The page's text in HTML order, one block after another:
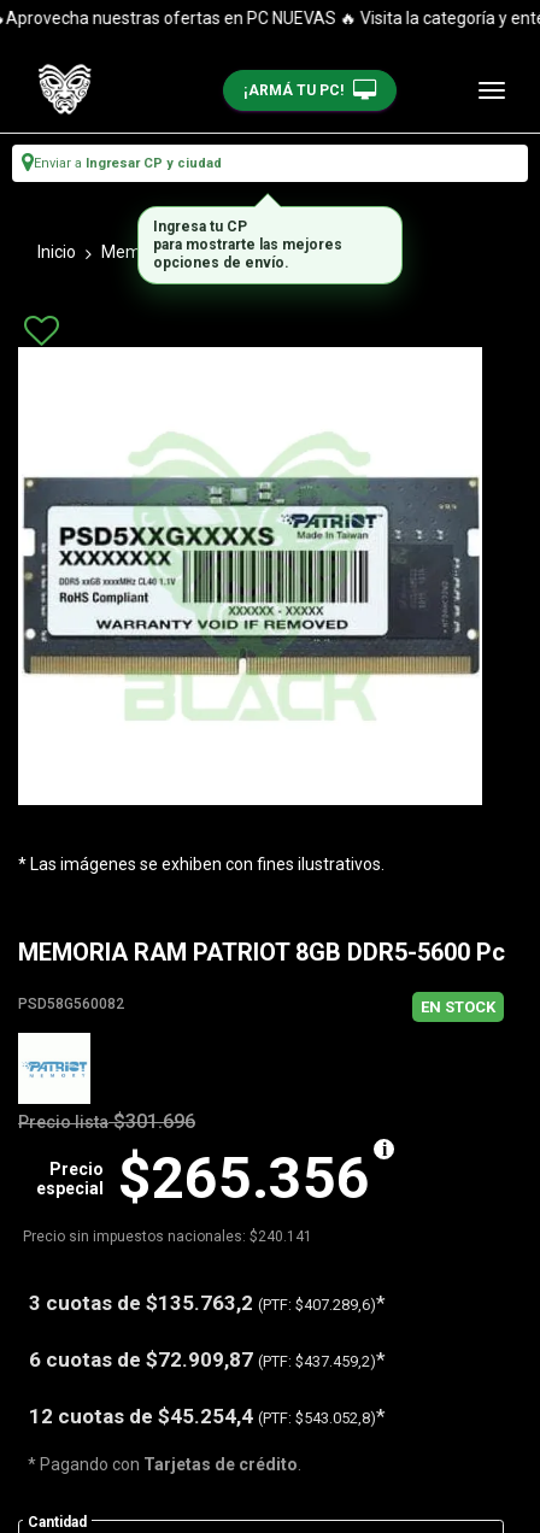
nuestras ofertas en PC NUEVAS 🔥 Visita la categoría y
¡ARMÁ TU PC!
Enviar a Ingresar CP y ciudad
Inicio Memorias Ram Ddr 5
* Las imágenes se exhiben con fines ilustrativos.
MEMORIA RAM PATRIOT 8GB DDR5-5600 Pc
PSD58G560082 EN STOCK
Precio lista $301.696
$265.356
Precio
especial
Precio sin impuestos nacionales: $240.141
3 cuotas de $135.763,2 (PTF: $407.289,6)*
6 cuotas de $72.909,87 (PTF: $437.459,2)*
12 cuotas de $45.254,4 (PTF: $543.052,8)*
* Pagando con Tarjetas de crédito.
Cantidad
Ingresa tu CP
para mostrarte las mejores
opciones de envío.